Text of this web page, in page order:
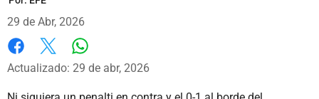
29 de Abr, 2026
Facebook
X
Actualizado: 29 de abr, 2026